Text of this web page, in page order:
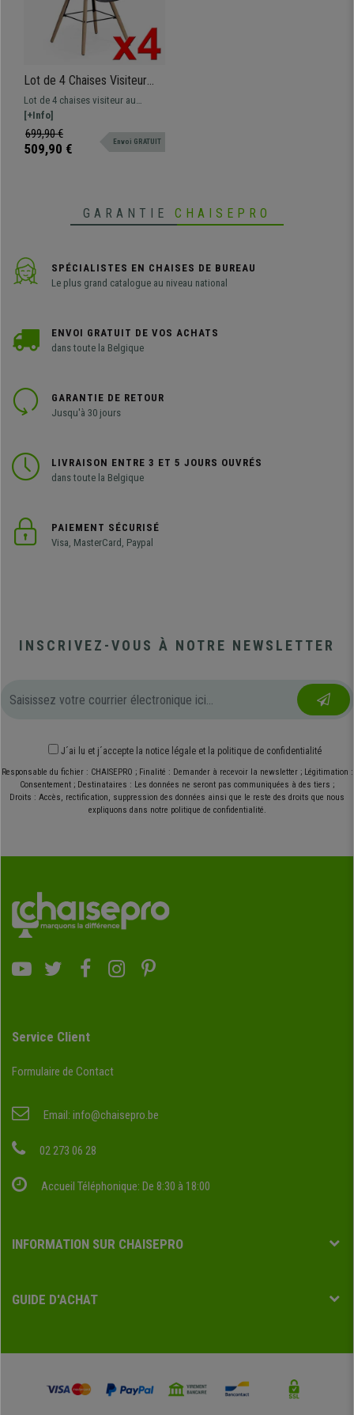
Lot de 4 Chaises Visiteur
GARI, Design Exclusif,
Structure en Acier,
Piétement en Bois de Hêtre,
Noir
Lot de 4 chaises visiteur au
design exclusif , praticité et style
au meilleur prix !
[+Info]
699,90 €
509,90 € Envoi GRATUIT
GARANTIE CHAISEPRO
SPÉCIALISTES EN CHAISES DE BUREAU
Le plus grand catalogue au niveau national
ENVOI GRATUIT DE VOS ACHATS
dans toute la Belgique
GARANTIE DE RETOUR
Jusqu'à 30 jours
LIVRAISON ENTRE 3 ET 5 JOURS OUVRÉS
dans toute la Belgique
PAIEMENT SÉCURISÉ
Visa, MasterCard, Paypal
INSCRIVEZ-VOUS À NOTRE NEWSLETTER
J´ai lu et j´accepte la notice légale et la politique de confidentialité
Responsable du fichier : CHAISEPRO ; Finalité : Demander à recevoir la newsletter ; Légitimation :
Consentement ; Destinataires : Les données ne seront pas communiquées à des tiers ;
Droits : Accès, rectification, suppression des données ainsi que le reste des droits que nous
expliquons dans notre politique de confidentialité.
Service Client
Formulaire de Contact
Email: info@chaisepro.be
02 273 06 28
Accueil Téléphonique: De 8:30 à 18:00
INFORMATION SUR CHAISEPRO
GUIDE D'ACHAT